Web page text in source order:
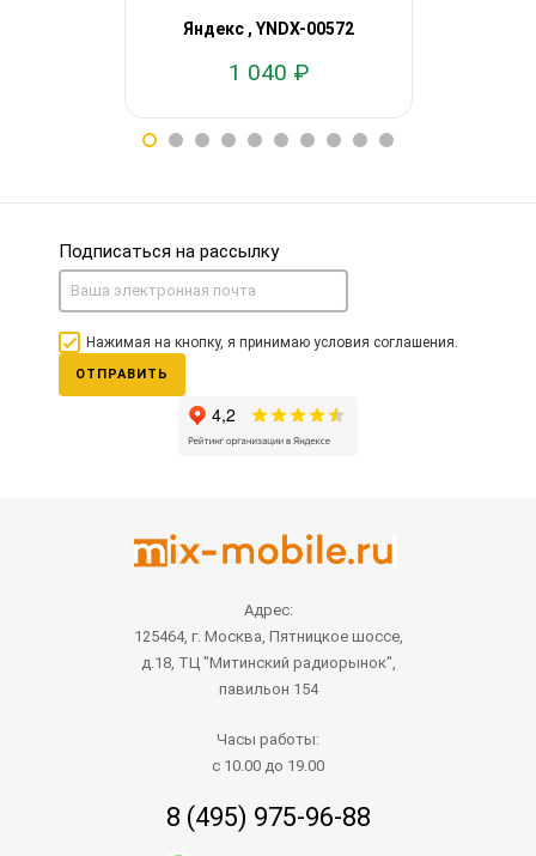
Яндекс , YNDX-00572
1 040 ₽
Подписаться на рассылку
Нажимая на кнопку, я принимаю условия соглашения.
ОТПРАВИТЬ
Адрес:
125464, г. Москва, Пятницкое шоссе,
д.18, ТЦ "Митинский радиорынок",
павильон 154
Часы работы:
с 10.00 до 19.00
8 (495) 975-96-88